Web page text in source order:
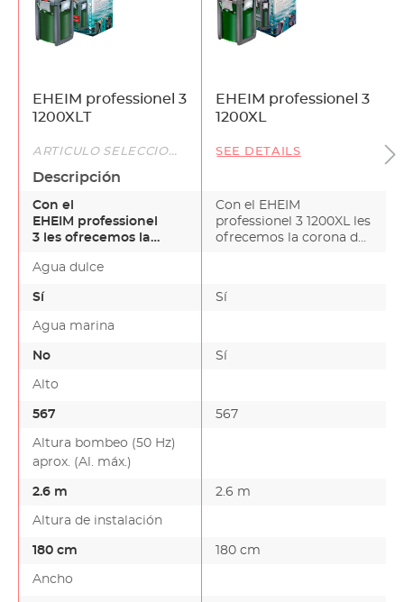
EHEIM professionel 3
1200XLT
EHEIM professionel 3
1200XL
ARTÍCULO SELECCIONADO SEE DETAILS
Descripción
Con el
EHEIM professionel
3 les ofrecemos la
tecnología de filtración
Con el EHEIM
professionel 3 1200XL les
ofrecemos la corona de
Agua dulce
Sí Sí
Agua marina
No Sí
Alto
567 567
Altura bombeo (50 Hz)
aprox. (Al. máx.)
2.6 m 2.6 m
Altura de instalación
180 cm 180 cm
Ancho